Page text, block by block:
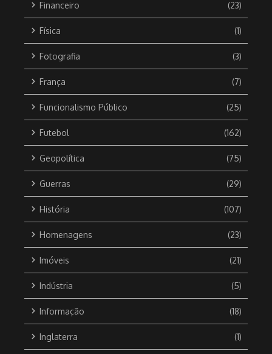
Financeiro (23)
Física (1)
Fotografia (3)
França (7)
Funcionalismo Público (25)
Futebol (162)
Geopolítica (75)
Guerras (29)
História (107)
Homenagens (23)
Imóveis (21)
Indústria (5)
Informação (18)
Inglaterra (1)